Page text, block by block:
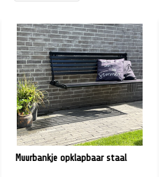
Muurbankje opklapbaar staal